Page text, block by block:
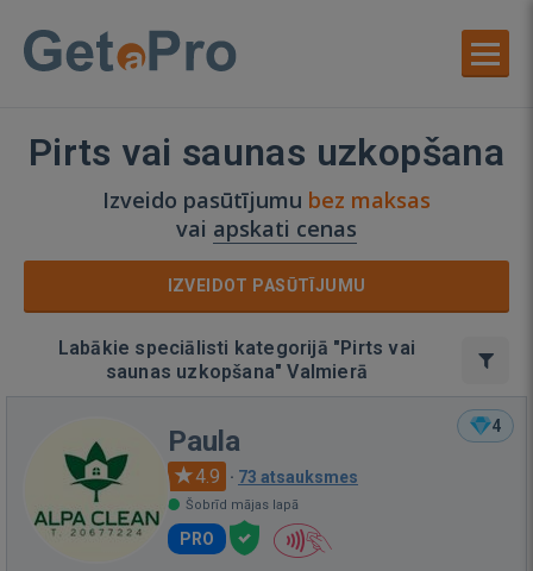
Pirts vai saunas uzkopšana
Izveido pasūtījumu bez maksas
vai apskati cenas
IZVEIDOT PASŪTĪJUMU
Labākie speciālisti kategorijā "Pirts vai
saunas uzkopšana" Valmierā
4
Paula
4.9 · 73 atsauksmes
Šobrīd mājas lapā
PRO